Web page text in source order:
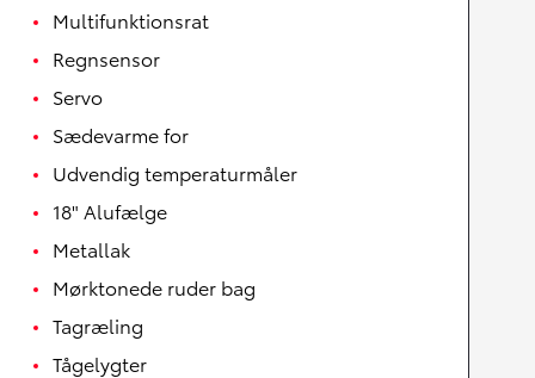
Multifunktionsrat
Regnsensor
Servo
Sædevarme for
Udvendig temperaturmåler
18" Alufælge
Metallak
Mørktonede ruder bag
Tagræling
Tågelygter